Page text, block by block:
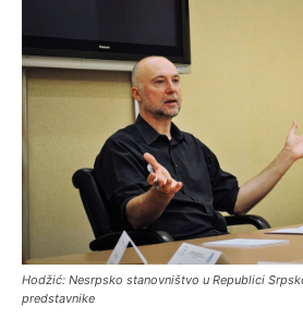
Hodžić: Nesrpsko stanovništvo u Republici
predstavnike